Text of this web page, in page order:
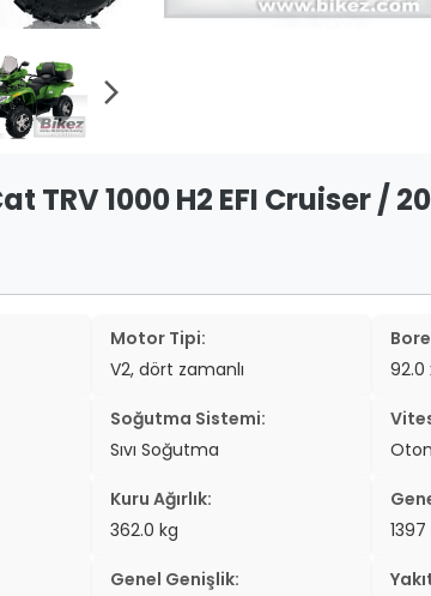
two_wheeler
arrow_forward_ios
TRV 1000 H2 EFI Cruiser /
Motor Tipi:
V2, dört zamanlı
92.0
Soğutma Sistemi:
Sıvı Soğutma
Kuru Ağırlık:
362.0 kg
Genel Genişlik: